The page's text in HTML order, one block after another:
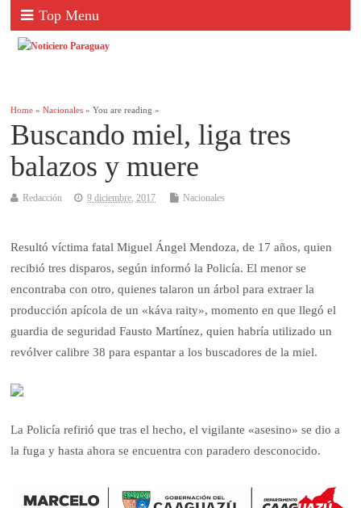
Top Menu
Home »Nacionales » You are reading »
Buscando miel, liga tres
balazos y muere
Redacción 9 diciembre, 2017 Nacionales
Resultó víctima fatal Miguel Ángel Mendoza, de 17 años, quien
recibió tres disparos, según informó la Policía. El menor se
encontraba con otro, quienes talaron un árbol para extraer la
producción apícola de un «káva raity», momento en que llegó el
guardia de seguridad Fausto Martínez, quien habría utilizado un
revólver calibre 38 para espantar a los buscadores de la miel.
La Policía refirió que tras el hecho, el vigilante «asesino» se dio a
la fuga y hasta ahora se encuentra con paradero desconocido.